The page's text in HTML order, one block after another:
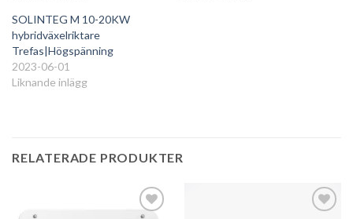
SOLINTEG M 10-20KW
hybridväxelriktare
Trefas|Högspänning
2023-06-01
Liknande inlägg
RELATERADE PRODUKTER